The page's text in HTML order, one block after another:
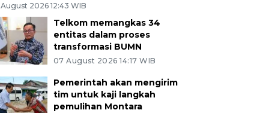
2026 12:43 WIB
Telkom memangkas 34
entitas dalam proses
transformasi BUMN
07 August 2026 14:17 WIB
Pemerintah akan mengirim
tim untuk kaji langkah
pemulihan Montara